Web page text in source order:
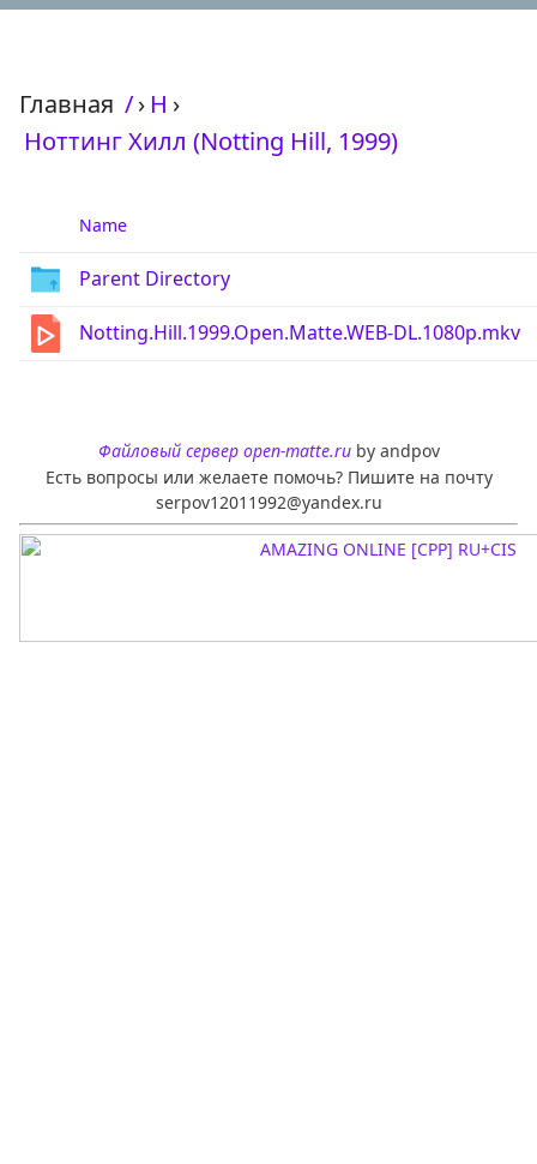
Главная /› Н ›
Ноттинг Хилл (Notting Hill, 1999)
Name
Parent Directory
Notting.Hill.1999.Open.Matte.WEB-DL.1080p.mkv
Файловый сервер open-matte.ruby andpov
Есть вопросы или желаете помочь? Пишите на почту
serpov12011992@yandex.ru